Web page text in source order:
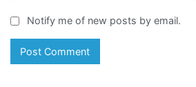
Notify me of new posts by email.